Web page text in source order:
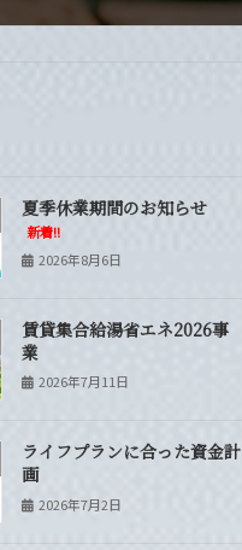
夏季休業期間のお知らせ
新着!!
2026年8月6日
賃貸集合給湯省エネ2026事
業
2026年7月11日
ライフプランに合った資金計
画
2026年7月2日